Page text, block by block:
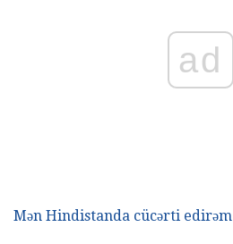
ad
Mən Hindistanda cücərti edirəm